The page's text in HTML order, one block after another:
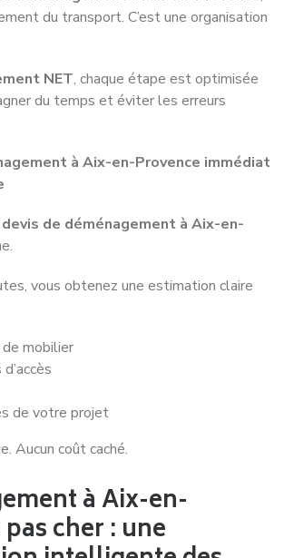
du transport. C’est une organisation
NET, chaque étape est optimisée
du temps et éviter les erreurs
à Aix-en-Provence immédiat
devis de déménagement à Aix-en-
vous obtenez une estimation claire
mobilier
de votre projet
Aucun coût caché.
à Aix-en-
cher : une